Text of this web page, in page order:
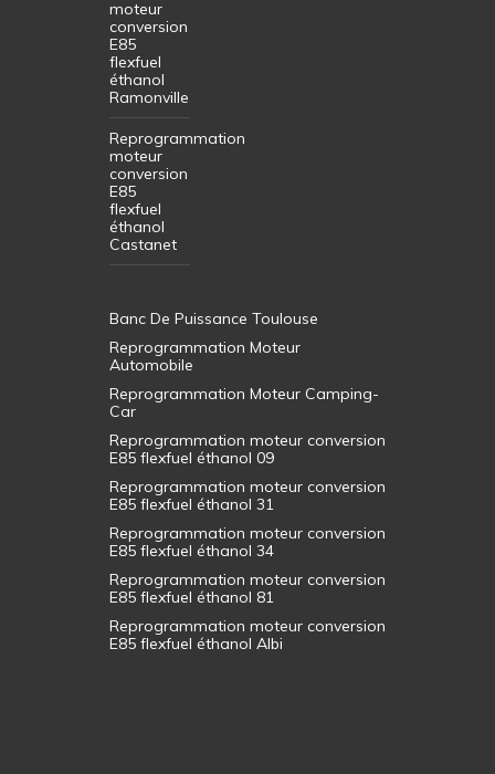
moteur
conversion
E85
flexfuel
éthanol
Ramonville
Reprogrammation
moteur
conversion
E85
flexfuel
éthanol
Castanet
Banc De Puissance Toulouse
Reprogrammation Moteur
Automobile
Reprogrammation Moteur Camping-
Car
Reprogrammation moteur conversion
E85 flexfuel éthanol 09
Reprogrammation moteur conversion
E85 flexfuel éthanol 31
Reprogrammation moteur conversion
E85 flexfuel éthanol 34
Reprogrammation moteur conversion
E85 flexfuel éthanol 81
Reprogrammation moteur conversion
E85 flexfuel éthanol Albi